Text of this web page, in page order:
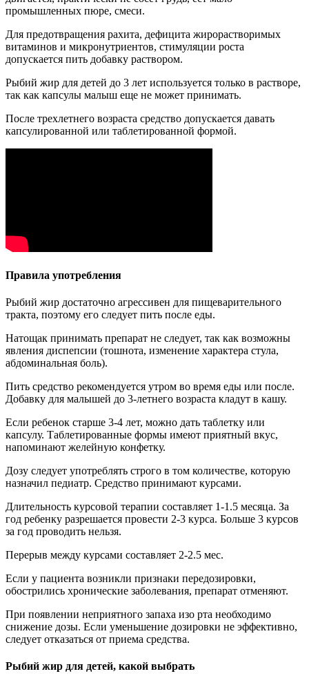
промышленных пюре, смеси.
Для предотвращения рахита, дефицита жирорастворимых
витаминов и микронутриентов, стимуляции роста
допускается пить добавку раствором.
Рыбий жир для детей до 3 лет используется только в растворе,
так как капсулы малыш еще не может принимать.
После трехлетнего возраста средство допускается давать
капсулированной или таблетированной формой.
Правила употребления
Рыбий жир достаточно агрессивен для пищеварительного
тракта, поэтому его следует пить после еды.
Натощак принимать препарат не следует, так как возможны
явления диспепсии (тошнота, изменение характера стула,
абдоминальная боль).
Пить средство рекомендуется утром во время еды или после.
Добавку для малышей до 3-летнего возраста кладут в кашу.
Если ребенок старше 3-4 лет, можно дать таблетку или
капсулу. Таблетированные формы имеют приятный вкус,
напоминают желейную конфетку.
Дозу следует употреблять строго в том количестве, которую
назначил педиатр. Средство принимают курсами.
Длительность курсовой терапии составляет 1-1.5 месяца. За
год ребенку разрешается провести 2-3 курса. Больше 3 курсов
за год проводить нельзя.
Перерыв между курсами составляет 2-2.5 мес.
Если у пациента возникли признаки передозировки,
обострились хронические заболевания, препарат отменяют.
При появлении неприятного запаха изо рта необходимо
снижение дозы. Если уменьшение дозировки не эффективно,
следует отказаться от приема средства.
Рыбий жир для детей, какой выбрать